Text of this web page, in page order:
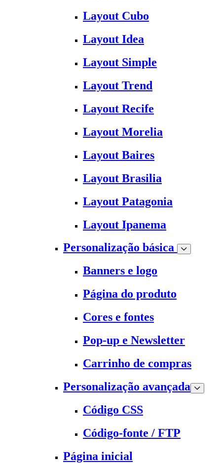
Layout Cubo
Layout Idea
Layout Simple
Layout Trend
Layout Recife
Layout Morelia
Layout Baires
Layout Brasilia
Layout Patagonia
Layout Ipanema
Personalização básica
Banners e logo
Página do produto
Cores e fontes
Pop-up e Newsletter
Carrinho de compras
Personalização avançada
Código CSS
Código-fonte / FTP
Página inicial